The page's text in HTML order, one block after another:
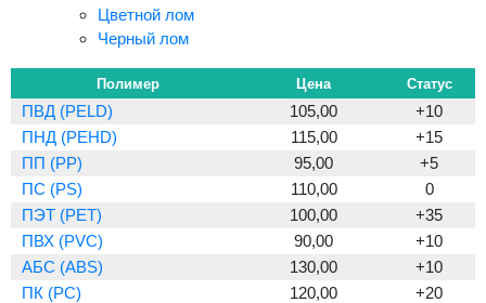
Цветной лом
Черный лом
Полимер Цена Статус
ПВД (PELD) 105,00
+10
ПНД (PEHD)
115,00
+15
ПП (PP)
95,00
+5
ПС (PS)
110,00
0
ПЭТ (PET)
100,00
+35
ПВХ (PVC)
90,00
+10
АБС (ABS)
130,00
+10
ПК (PC)
120,00
+20